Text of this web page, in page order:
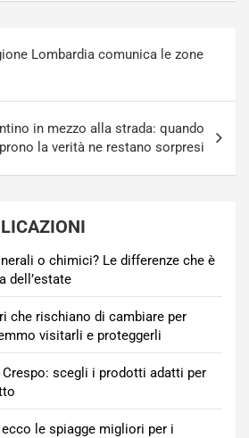
Lombardia comunica le zone
in mezzo alla strada: quando
la verità ne restano sorpresi
o chimici? Le differenze che è
dell’estate
che rischiano di cambiare per
visitarli e proteggerli
scegli i prodotti adatti per
le spiagge migliori per i